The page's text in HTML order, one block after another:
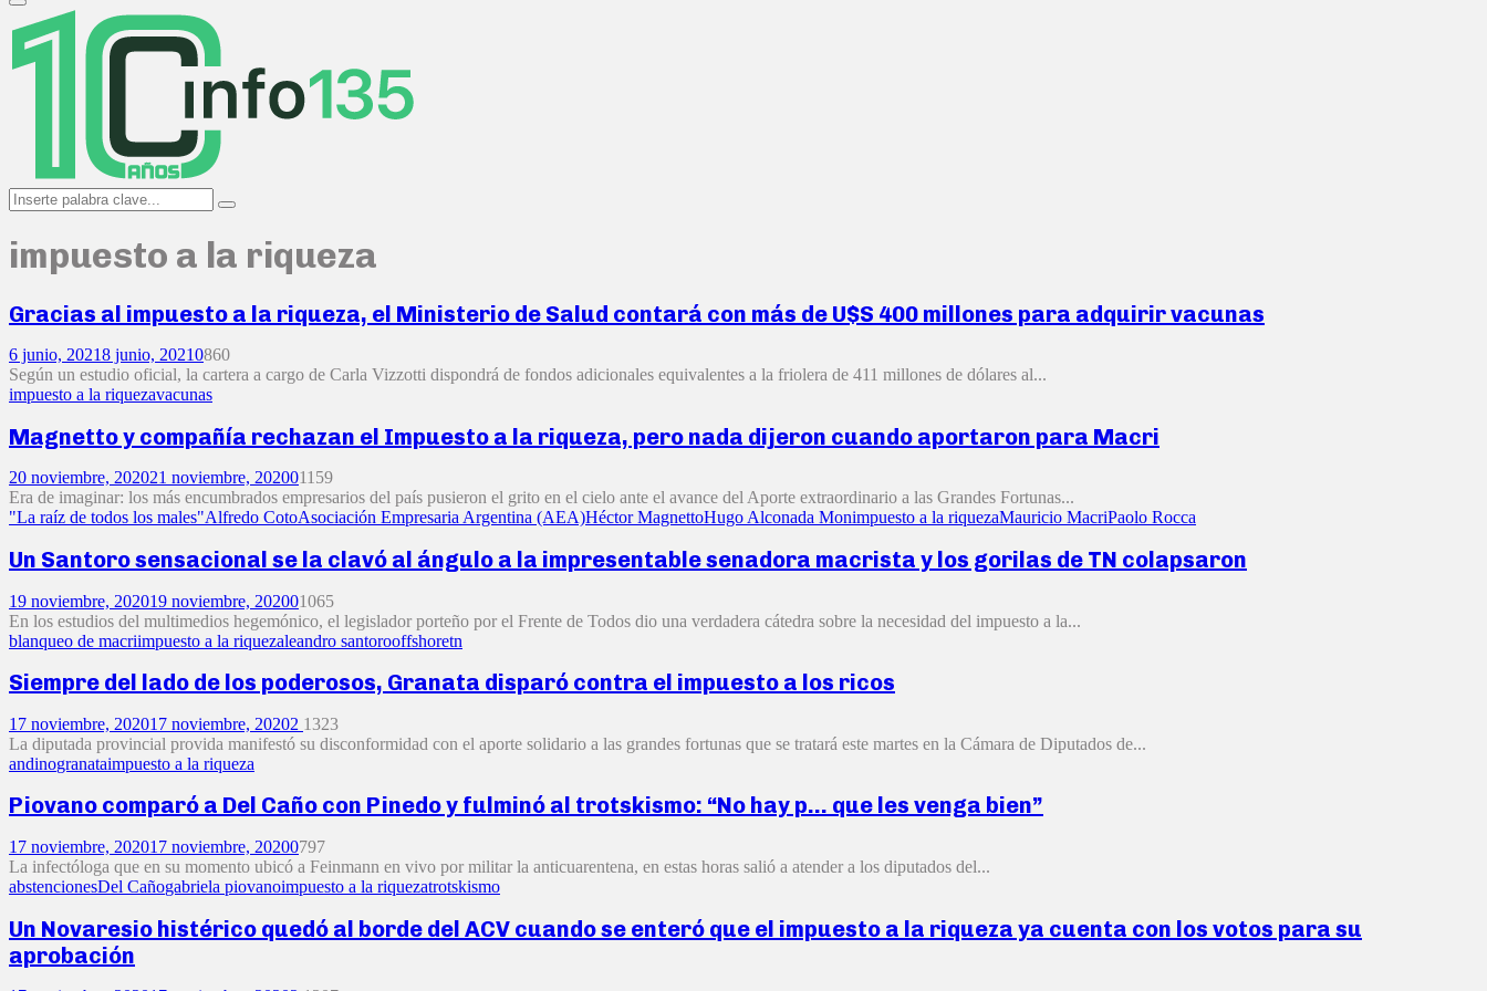
Primary
Menu
Search
for:
Search
impuesto a la riqueza
Gracias al impuesto a la riqueza, el Ministerio de Salud contará con más de U$S 400 millones para adquirir vacunas
6 junio, 20218 junio, 20210860
Según un estudio oficial, la cartera a cargo de Carla Vizzotti dispondrá de fondos adicionales equivalentes a la friolera de 411 millones de dólares al...
impuesto a la riquezavacunas
Magnetto y compañía rechazan el Impuesto a la riqueza, pero nada dijeron cuando aportaron para Macri
20 noviembre, 202021 noviembre, 202001159
Era de imaginar: los más encumbrados empresarios del país pusieron el grito en el cielo ante el avance del Aporte extraordinario a las Grandes Fortunas...
"La raíz de todos los males"Alfredo CotoAsociación Empresaria Argentina (AEA)Héctor MagnettoHugo Alconada Monimpuesto a la riquezaMauricio MacriPaolo Rocca
Un Santoro sensacional se la clavó al ángulo a la impresentable senadora macrista y los gorilas de TN colapsaron
19 noviembre, 202019 noviembre, 202001065
En los estudios del multimedios hegemónico, el legislador porteño por el Frente de Todos dio una verdadera cátedra sobre la necesidad del impuesto a la...
blanqueo de macriimpuesto a la riquezaleandro santorooffshoretn
Siempre del lado de los poderosos, Granata disparó contra el impuesto a los ricos
17 noviembre, 202017 noviembre, 20202 1323
La diputada provincial provida manifestó su disconformidad con el aporte solidario a las grandes fortunas que se tratará este martes en la Cámara de Diputados de...
andinogranataimpuesto a la riqueza
Piovano comparó a Del Caño con Pinedo y fulminó al trotskismo: “No hay p… que les venga bien”
17 noviembre, 202017 noviembre, 20200797
La infectóloga que en su momento ubicó a Feinmann en vivo por militar la anticuarentena, en estas horas salió a atender a los diputados del...
abstencionesDel Cañogabriela piovanoimpuesto a la riquezatrotskismo
Un Novaresio histérico quedó al borde del ACV cuando se enteró que el impuesto a la riqueza ya cuenta con los votos para su
aprobación